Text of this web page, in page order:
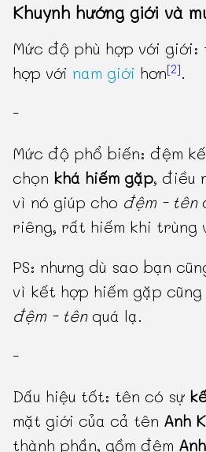
Khuynh hướng giới và
Mức độ phù hợp với giới:
hợp với nam giới hơn[2].
-
Mức độ phổ biến: đệm
chọn khá hiếm gặp, điều
vì nó giúp cho đệm - tên
riêng, rất hiếm khi trùng
PS: nhưng dù sao bạn
vì kết hợp hiếm gặp
đệm - tênquá lạ.
-
Dấu hiệu tốt: tên có sự
mặt giới của cả tên Anh
thành phần, gồm đệm Anh